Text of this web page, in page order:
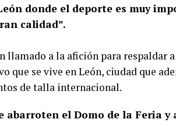
donde el deporte es muy
calidad”.
a la afición para respaldar
se vive en León, ciudad que
de talla internacional.
abarroten el Domo de la Feria y